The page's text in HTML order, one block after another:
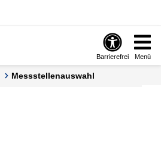
Barrierefrei Menü
Messstellenauswahl